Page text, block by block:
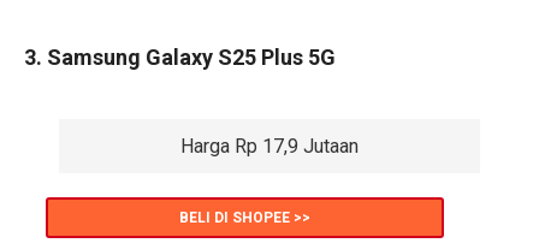
3. Samsung Galaxy S25 Plus 5G
Harga Rp 17,9 Jutaan
BELI DI SHOPEE >>